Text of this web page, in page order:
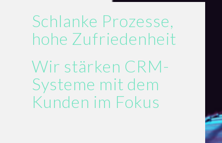
Schlanke Prozesse,
hohe Zufriedenheit
Wir stärken CRM-
Systeme mit dem
Kunden im Fokus